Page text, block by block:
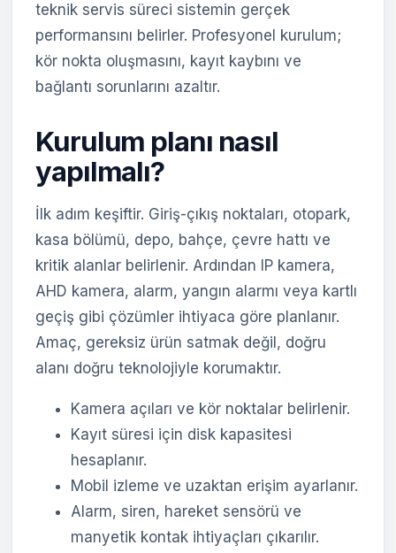
teknik servis süreci sistemin gerçek
performansını belirler. Profesyonel kurulum;
kör nokta oluşmasını, kayıt kaybını ve
bağlantı sorunlarını azaltır.
Kurulum planı nasıl
yapılmalı?
İlk adım keşiftir. Giriş-çıkış noktaları, otopark,
kasa bölümü, depo, bahçe, çevre hattı ve
kritik alanlar belirlenir. Ardından IP kamera,
AHD kamera, alarm, yangın alarmı veya kartlı
geçiş gibi çözümler ihtiyaca göre planlanır.
Amaç, gereksiz ürün satmak değil, doğru
alanı doğru teknolojiyle korumaktır.
Kamera açıları ve kör noktalar belirlenir.
Kayıt süresi için disk kapasitesi
hesaplanır.
Mobil izleme ve uzaktan erişim ayarlanır.
Alarm, siren, hareket sensörü ve
manyetik kontak ihtiyaçları çıkarılır.